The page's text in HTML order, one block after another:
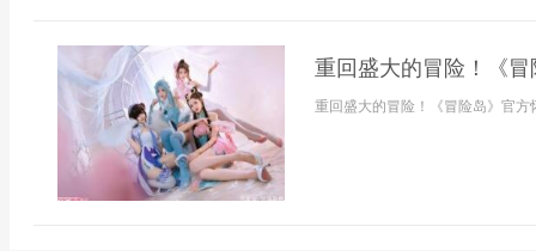
重回盛大的冒险！《
重回盛大的冒险！《冒险岛》官方